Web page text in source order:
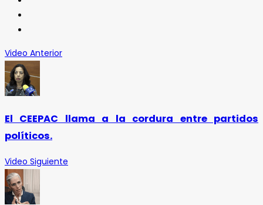
Video Anterior
El CEEPAC llama a la cordura entre partidos
políticos.
Video Siguiente